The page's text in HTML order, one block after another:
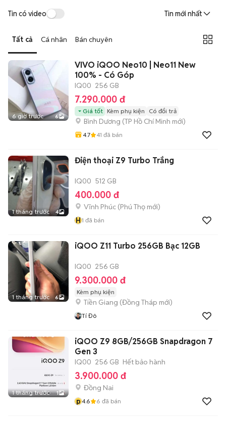
Dễ dàng thương lượng: Quá trình mua bán diễn ra trực tiếp, cho phép
hai bên trao đổi giá cả linh hoạt và có thể chốt giao dịch ngay trong
Tin có video Tin mới nhất
Tất cả Cá nhân Bán chuyên
6 giờ trước 6
VIVO iQOO Neo10 | Neo11 New
100% - Có Góp
IQ00 256 GB
7.290.000 đ
Giá tốt Kèm phụ kiện Có đổi trả
Bình Dương (TP Hồ Chí Minh mới)
4.7 41 đã bán
1 tháng trước 4
Điện thoại Z9 Turbo Trắng
IQ00 512 GB
400.000 đ
Vĩnh Phúc (Phú Thọ mới)
H1 đã bán
1 tháng trước 6
iQOO Z11 Turbo 256GB Bạc 12GB
IQ00 256 GB
9.300.000 đ
Kèm phụ kiện
Tiền Giang (Đồng Tháp mới)
Tí Đô
1 tháng trước 1
iQOO Z9 8GB/256GB Snapdragon 7
Gen 3
IQ00 256 GB Hết bảo hành
3.900.000 đ
Đồng Nai
p4.6 6 đã bán